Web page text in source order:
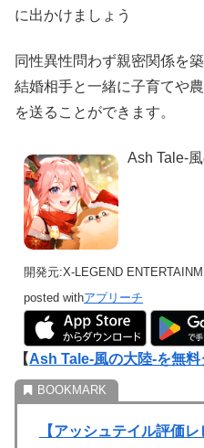
に出かけましょう
同性異性問わず親密関係を
結婚相手と一緒に子育てや
を送ることができます。
Ash Tale-
開発元:X-LEGEND
posted withアプリーチ
【Ash Tale-風の大陸-を無料
【アッシュテイル評価